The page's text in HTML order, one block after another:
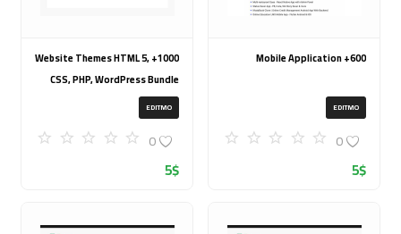
600+ Mobile Application
EDITMO
0
5$
1000+ Website Themes HTML 5,
CSS, PHP, WordPress Bundle
20240917T145511Z 001 (ZIP)
EDITMO
0
5$